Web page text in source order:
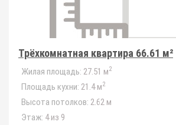
Трёхкомнатная квартира 66.61 м²
Жилая площадь: 27.51 м2
Площадь кухни: 21.4 м2
Высота потолков: 2.62 м
Этаж: 4 из 9